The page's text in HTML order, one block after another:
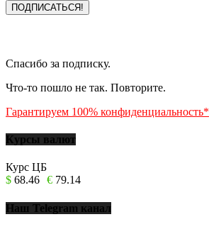
Спасибо за подписку.
Что-то пошло не так. Повторите.
Гарантируем 100% конфиденциальность*
Курсы валют
Курс ЦБ
$ 68.46 € 79.14
Наш Telegram канал